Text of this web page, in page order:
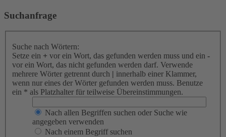
Suchanfrage
Suche nach Wörtern:
Setze ein + vor ein Wort, das gefunden werden muss und ein -
vor ein Wort, das nicht gefunden werden darf. Verwende
mehrere Wörter getrennt durch | innerhalb einer Klammer,
wenn nur eines der Wörter gefunden werden muss. Benutze
ein * als Platzhalter für teilweise Übereinstimmungen.
Nach allen Begriffen suchen oder Suche wie
angegeben verwenden
Nach einem Begriff suchen